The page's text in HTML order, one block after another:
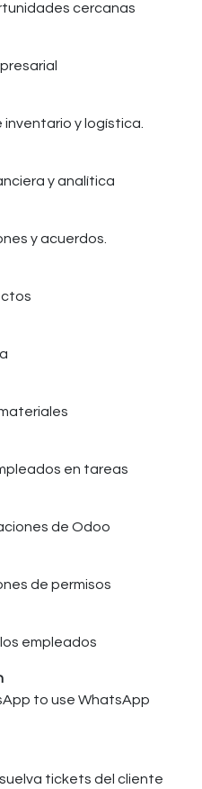
cercanas
y logística.
y analítica
y acuerdos.
en tareas
de Odoo
de permisos
empleados
to use WhatsApp
tickets del cliente